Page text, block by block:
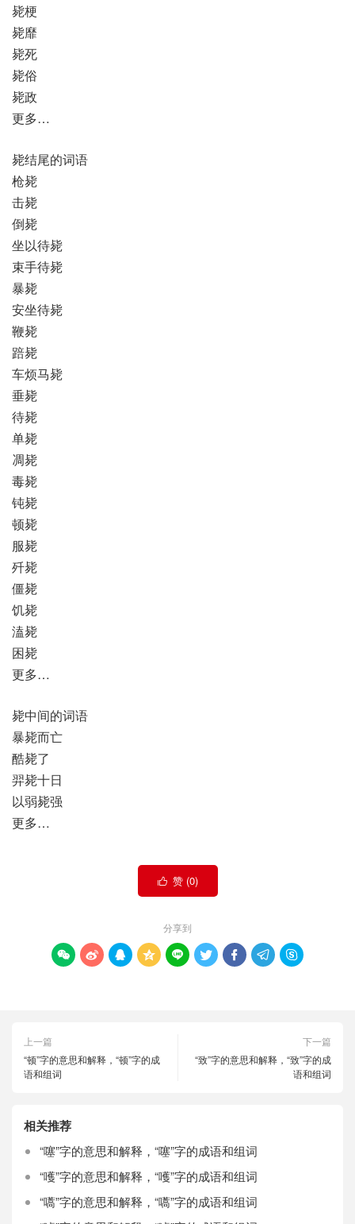
毙梗
毙靡
毙死
毙俗
毙政
更多…
毙结尾的词语
枪毙
击毙
倒毙
坐以待毙
束手待毙
暴毙
安坐待毙
鞭毙
踣毙
车烦马毙
垂毙
待毙
单毙
凋毙
毒毙
钝毙
顿毙
服毙
歼毙
僵毙
饥毙
溘毙
困毙
更多…
毙中间的词语
暴毙而亡
酷毙了
羿毙十日
以弱毙强
更多…
 赞 (0)
分享到
        
上一篇
“顿”字的意思和解释，“顿”字的成
语和组词
下一篇
“致”字的意思和解释，“致”字的成
语和组词
相关推荐
“噻”字的意思和解释，“噻”字的成语和组词
“嚄”字的意思和解释，“嚄”字的成语和组词
“嚆”字的意思和解释，“嚆”字的成语和组词